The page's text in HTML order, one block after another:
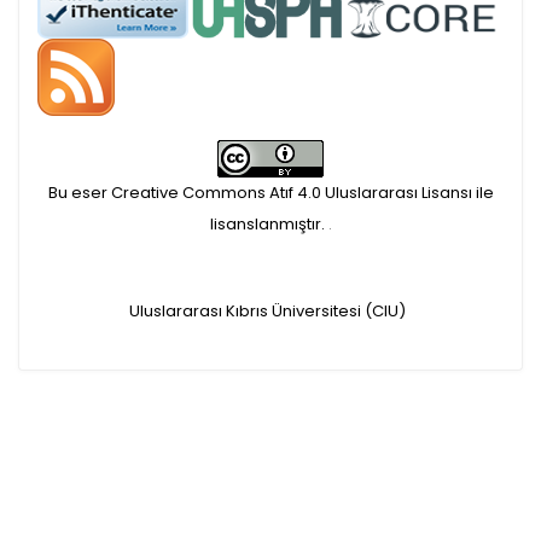
APC ödemesi
Öndenetimden geçen
makaleler için, 100 Avro
Makale İşletim Ücreti (APC)
Bu eser Creative Commons Atıf 4.0 Uluslararası Lisansı ile
lisanslanmıştır. .
Uluslararası Kıbrıs Üniversitesi (CIU)